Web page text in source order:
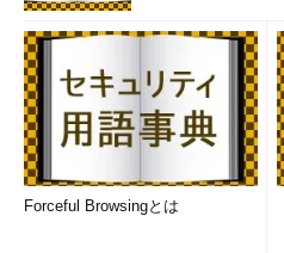
Forceful Browsingとは